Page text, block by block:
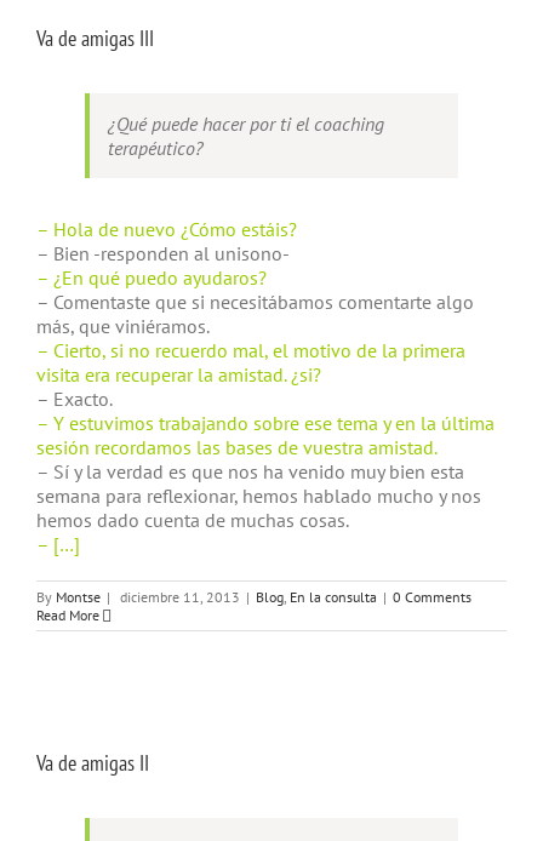
Va de amigas III
¿Qué puede hacer por ti el coaching
terapéutico?
– Hola de nuevo ¿Cómo estáis?
– Bien -responden al unisono-
– ¿En qué puedo ayudaros?
– Comentaste que si necesitábamos comentarte algo
más, que viniéramos.
– Cierto, si no recuerdo mal, el motivo de la primera
visita era recuperar la amistad. ¿si?
– Exacto.
– Y estuvimos trabajando sobre ese tema y en la última
sesión recordamos las bases de vuestra amistad.
– Sí y la verdad es que nos ha venido muy bien esta
semana para reflexionar, hemos hablado mucho y nos
hemos dado cuenta de muchas cosas.
– […]
By Montse | diciembre 11, 2013 | Blog, En la consulta | 0 Comments
Read More
Va de amigas II